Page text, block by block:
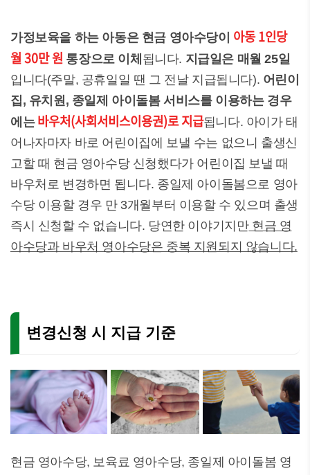
가정보육을 하는 아동은 현금 영아수당이 아동 1인당
월 30만 원통장으로 이체 됩니다. 지급일은 매월 25일
입니다(주말, 공휴일일 땐 그 전날 지급됩니다). 어린이
집, 유치원, 종일제 아이돌봄 서비스를 이용하는 경우
에는바우처(사회서비스이용권)로 지급됩니다. 아이가 태
어나자마자 바로 어린이집에 보낼 수는 없으니 출생신
고할 때 현금 영아수당 신청했다가 어린이집 보낼 때
바우처로 변경하면 됩니다. 종일제 아이돌봄으로 영아
수당 이용할 경우 만 3개월부터 이용할 수 있으며 출생
즉시 신청할 수 없습니다. 당연한 이야기지만현금 영
아수당과 바우처 영아수당은 중복 지원되지 않습니다.
변경신청 시 지급 기준
현금 영아수당, 보육료 영아수당, 종일제 아이돌봄 영